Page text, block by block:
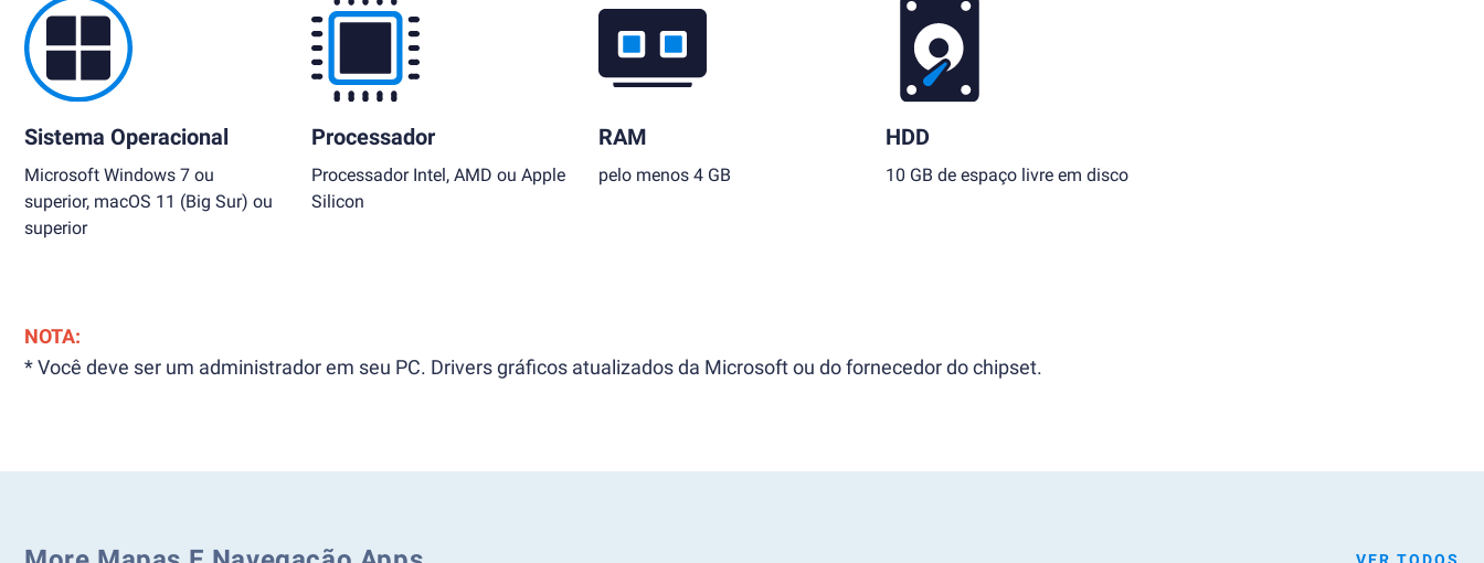
Sistema Operacional
Microsoft Windows 7 ou
superior, macOS 11 (Big Sur) ou
superior
Processador
Processador Intel, AMD ou Apple
Silicon
RAM
pelo menos 4 GB
HDD
10 GB de espaço livre em disco
NOTA:
* Você deve ser um administrador em seu PC. Drivers gráficos atualizados da Microsoft ou do fornecedor do chipset.